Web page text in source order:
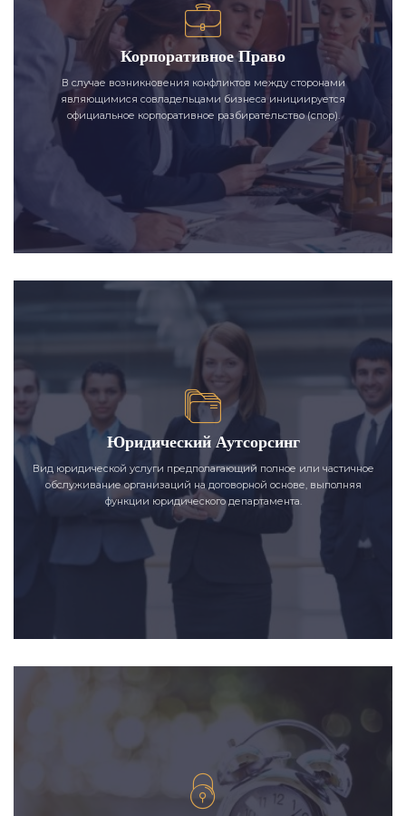
Корпоративное Право
В случае возникновения конфликтов между сторонами
являющимися совладельцами бизнеса инициируется
официальное корпоративное разбирательство (спор).
Юридический Аутсорсинг
Вид юридической услуги предполагающий полное или частичное
обслуживание организаций на договорной основе, выполняя
функции юридического департамента.